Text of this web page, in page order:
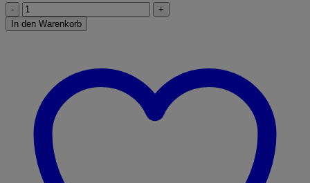
Filznadel
90mm
3er
In den Warenkorb